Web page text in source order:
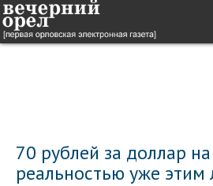
70 рублей за доллар
реальностью уже этим